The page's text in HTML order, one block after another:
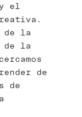
el
de la
de la
de
de